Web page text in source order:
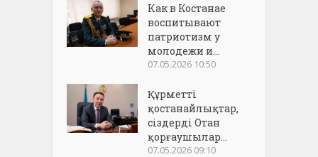
Как в Костанае
воспитывают
патриотизм у
молодежи и...
07.05.2026 10:50
Құрметті
қостанайлықтар,
сіздерді Отан
қорғаушылар...
07.05.2026 09:10